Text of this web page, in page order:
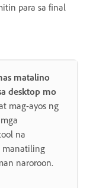
para sa final
matalino
desktop mo
mag-ayos ng
na
manatiling
naroroon.